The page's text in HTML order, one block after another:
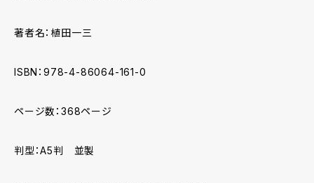
著者名：植田一三
ISBN：978-4-86064-161-0
ページ数：368ページ
判型：A5判 並製